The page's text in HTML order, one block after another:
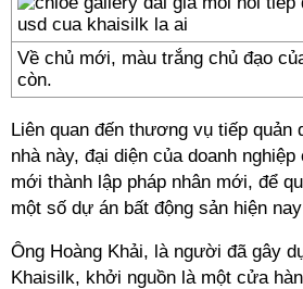
Về chủ mới, màu trắng chủ đạo
còn.
Liên quan đến thương vụ tiếp quản
nhà này, đại diện của doanh
mới thành lập pháp nhân mới, để
một số dự án bất động sản hiện
Ông Hoàng Khải, là người đã gây
Khaisilk, khởi nguồn là một cửa